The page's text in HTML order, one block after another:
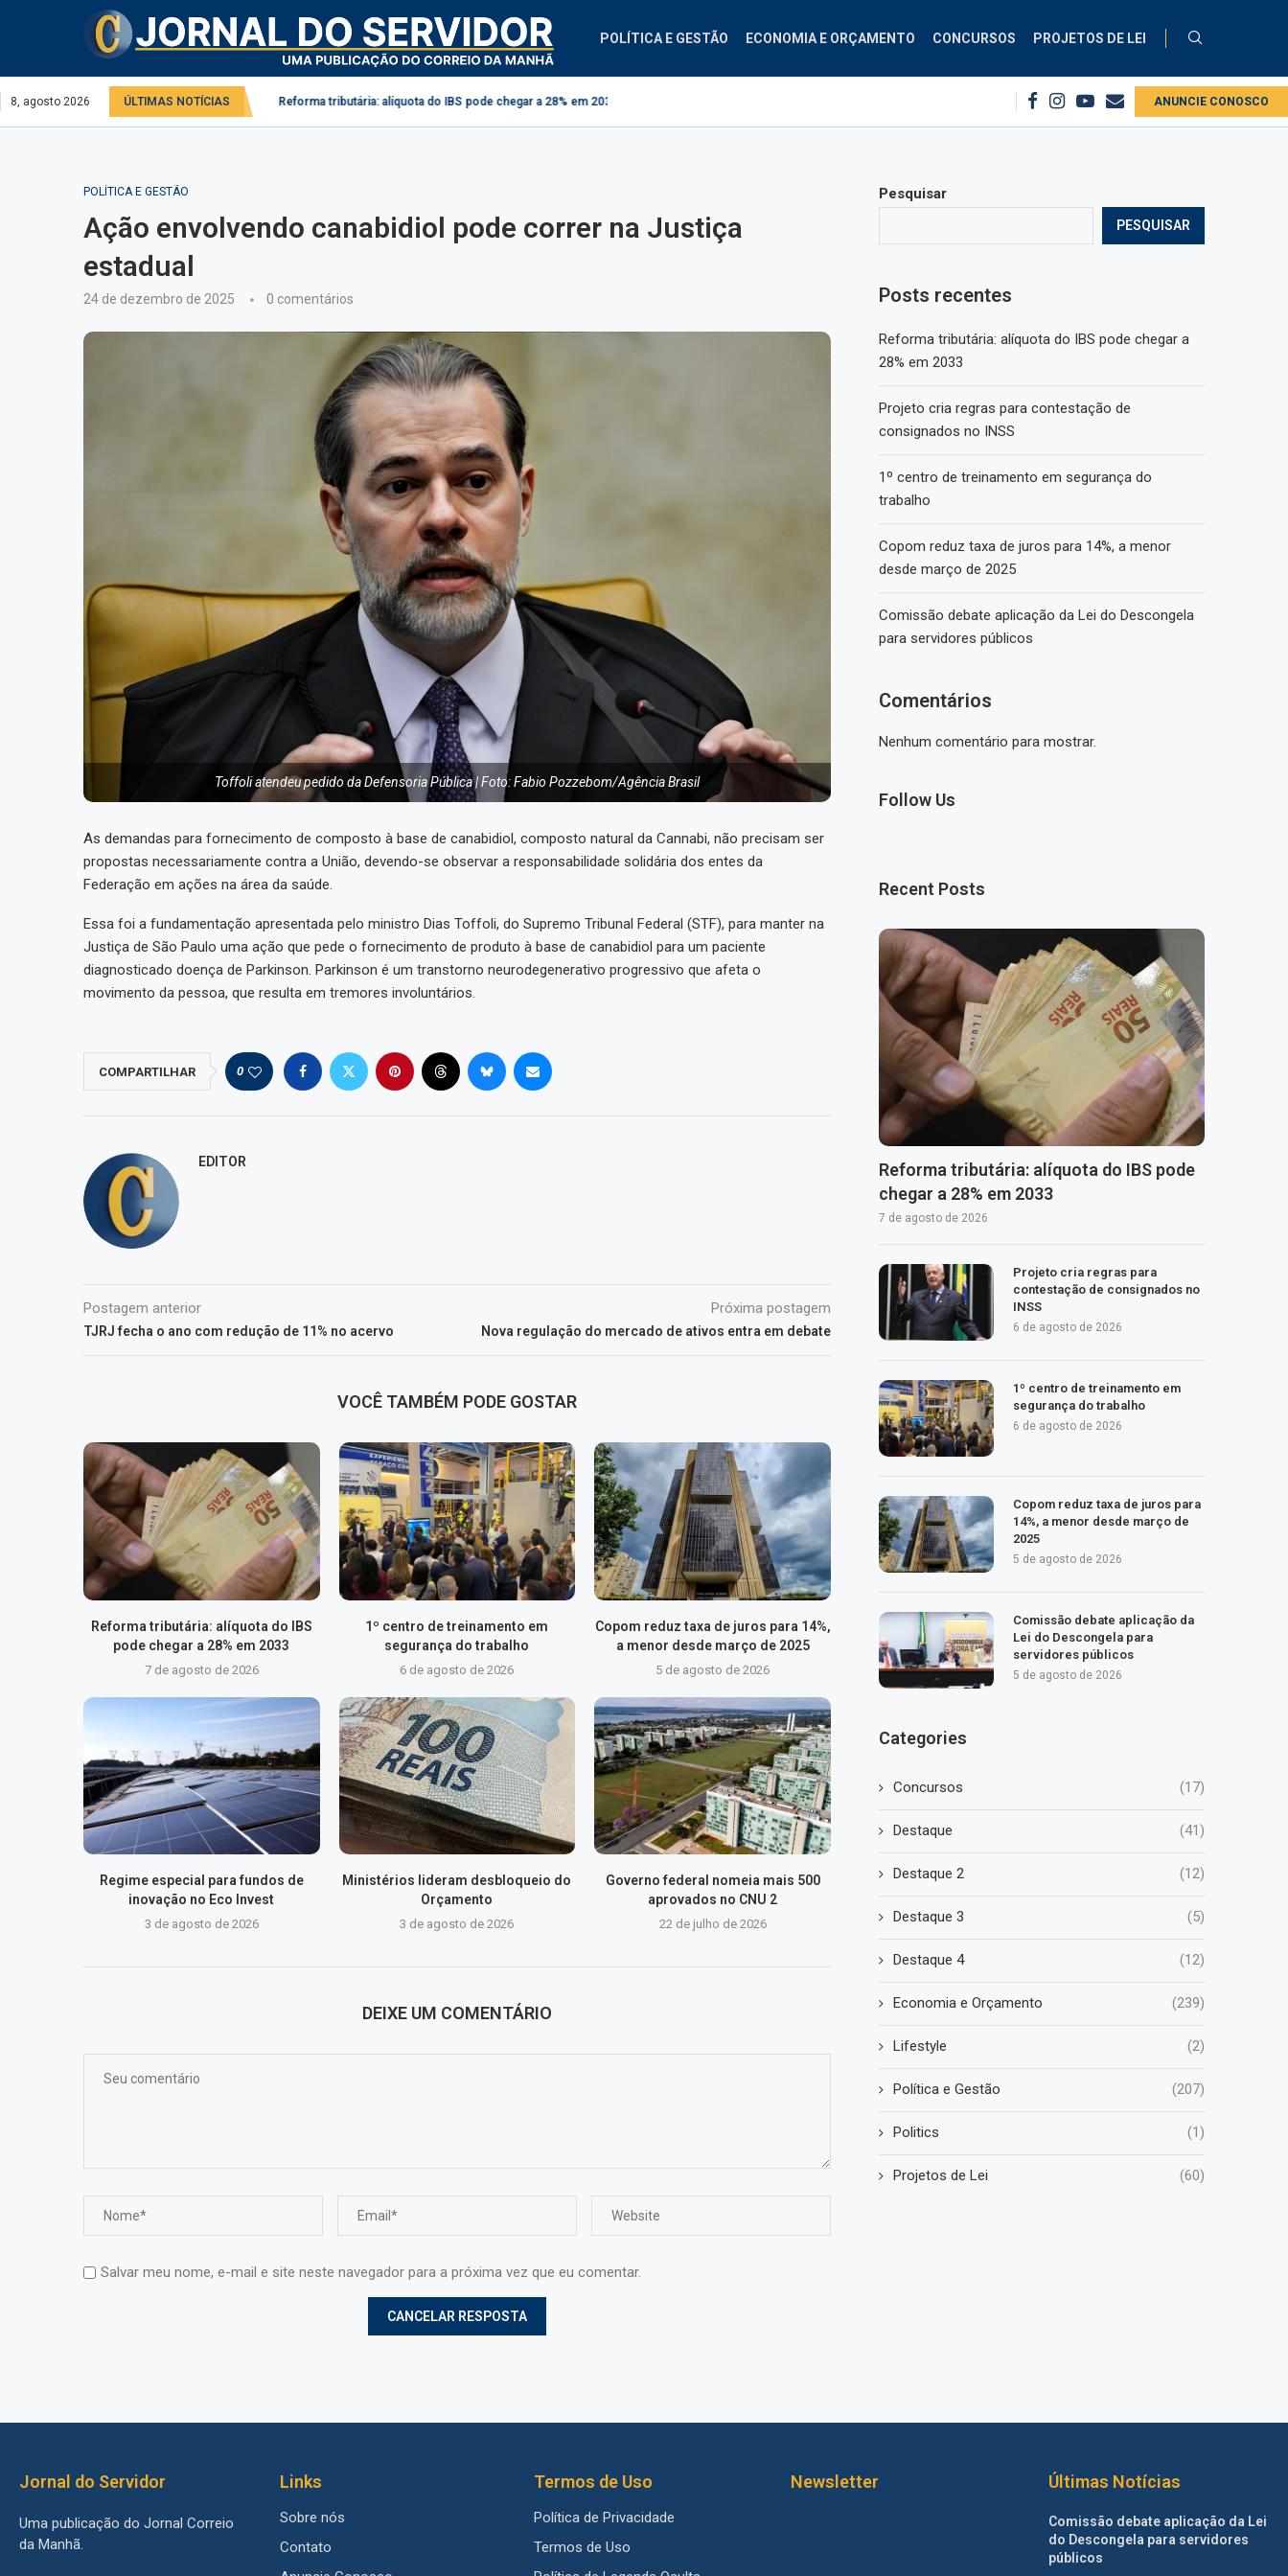
POLÍTICA E GESTÃO ECONOMIA E ORÇAMENTO CONCURSOS PROJETOS DE LEI
8, agosto 2026 ÚLTIMAS NOTÍCIAS
no serviço público e privado Reforma tributária: alíquota do IBS pode chegar a 28% em 2033 Projeto cria regras para contestação de consignados no INSS Comissão debate aplicação da Lei do Descongela para
ANUNCIE CONOSCO
POLÍTICA E GESTÃO
Ação envolvendo canabidiol pode correr na Justiça
estadual
24 de dezembro de 2025 0 comentários
Toffoli atendeu pedido da Defensoria Pública | Foto: Fabio Pozzebom/Agência Brasil
As demandas para fornecimento de composto à base de canabidiol, composto natural da Cannabi, não precisam ser
propostas necessariamente contra a União, devendo-se observar a responsabilidade solidária dos entes da
Federação em ações na área da saúde.
Essa foi a fundamentação apresentada pelo ministro Dias Toffoli, do Supremo Tribunal Federal (STF), para manter na
Justiça de São Paulo uma ação que pede o fornecimento de produto à base de canabidiol para um paciente
diagnosticado doença de Parkinson. Parkinson é um transtorno neurodegenerativo progressivo que afeta o
movimento da pessoa, que resulta em tremores involuntários.
COMPARTILHAR 0
EDITOR
Postagem anterior
TJRJ fecha o ano com redução de 11% no acervo
Próxima postagem
Nova regulação do mercado de ativos entra em debate
VOCÊ TAMBÉM PODE GOSTAR
Reforma tributária: alíquota do IBS
pode chegar a 28% em 2033
7 de agosto de 2026
1º centro de treinamento em
segurança do trabalho
6 de agosto de 2026
Copom reduz taxa de juros para 14%,
a menor desde março de 2025
5 de agosto de 2026
Regime especial para fundos de
inovação no Eco Invest
3 de agosto de 2026
Ministérios lideram desbloqueio do
Orçamento
3 de agosto de 2026
Governo federal nomeia mais 500
aprovados no CNU 2
22 de julho de 2026
DEIXE UM COMENTÁRIO
Salvar meu nome, e-mail e site neste navegador para a próxima vez que eu comentar.
Pesquisar
PESQUISAR
Posts recentes
Reforma tributária: alíquota do IBS pode chegar a
28% em 2033
Projeto cria regras para contestação de
consignados no INSS
1º centro de treinamento em segurança do
trabalho
Copom reduz taxa de juros para 14%, a menor
desde março de 2025
Comissão debate aplicação da Lei do Descongela
para servidores públicos
Comentários
Nenhum comentário para mostrar.
Follow Us
Recent Posts
Reforma tributária: alíquota do IBS pode
chegar a 28% em 2033
7 de agosto de 2026
Projeto cria regras para
contestação de consignados no
INSS
6 de agosto de 2026
1º centro de treinamento em
segurança do trabalho
6 de agosto de 2026
Copom reduz taxa de juros para
14%, a menor desde março de
2025
5 de agosto de 2026
Comissão debate aplicação da
Lei do Descongela para
servidores públicos
5 de agosto de 2026
Categories
Concursos (17)
Destaque (41)
Destaque 2 (12)
Destaque 3 (5)
Destaque 4 (12)
Economia e Orçamento (239)
Lifestyle (2)
Política e Gestão (207)
Politics (1)
Projetos de Lei (60)
Jornal do Servidor
Uma publicação do Jornal Correio
da Manhã.
Links
Sobre nós
Contato
Termos de Uso
Política de Privacidade
Termos de Uso
Newsletter Últimas Notícias
Comissão debate aplicação da Lei
do Descongela para servidores
públicos